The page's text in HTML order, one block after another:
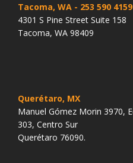
Tacoma, WA - 253 590 4159
4301 S Pine Street Suite 158
Tacoma, WA 98409
Querétaro, MX
Manuel Gómez Morin 3970,
303, Centro Sur
Querétaro 76090.